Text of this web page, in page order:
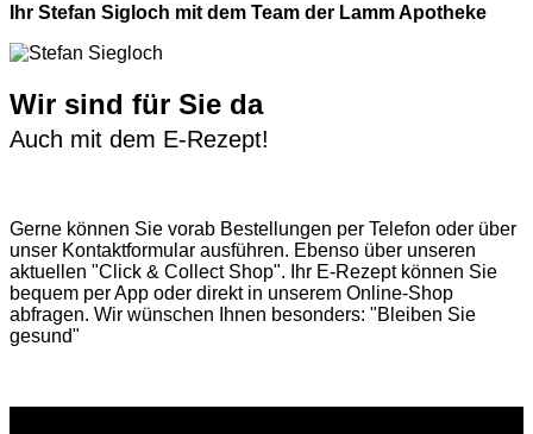
Ihr Stefan Sigloch mit dem Team der Lamm Apotheke
Wir sind für Sie da
Auch mit dem E-Rezept!
Gerne können Sie vorab Bestellungen per Telefon oder über
unser Kontaktformular ausführen. Ebenso über unseren
aktuellen "Click & Collect Shop". Ihr E-Rezept können Sie
bequem per App oder direkt in unserem Online-Shop
abfragen. Wir wünschen Ihnen besonders: "Bleiben Sie
gesund"